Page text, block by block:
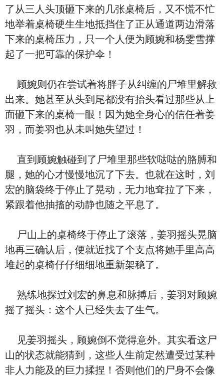
了从三人头顶砸下来的几张桌椅后，又不慌不忙
地举着桌椅硬生生地抵挡住了正从通道两边滑落
下来的桌椅压力，只一个人便为顾婉和杨雯雪撑
起了一把可靠的保护伞！
顾婉则仍在尝试着将胖子从纠缠的尸堆里解救
出来。她甚至从头到尾都没有抬头看过那些从上
面砸下来的桌椅一眼！因为她全身心的信任着姜
羽，而姜羽也从未叫她失望过！
直到顾婉触碰到了尸堆里那些软哒哒的胳膊和
腿，她的心才慢慢地沉了下去。也就在这时，刘
宏的脑袋终于停止了晃动，无力地耷拉了下来，
紧跟着他抽搐的动静也随之平息了。
尸山上的桌椅终于停止了滚落，姜羽摇头晃脑
地再三确认后，便就近找了个支点将她手里高高
堆起的桌椅仔仔细细地重新架稳了。
熟练地探过刘宏的鼻息和脉搏后，姜羽对顾婉
摇了摇头：这个人已经失去了生气。
见姜羽摇头，顾婉倒不觉得意外。其实看这尸
山的状态就能猜到，这些人生前定然遭受过某种
非人力能及的巨力揉捏！否则他们的尸身不会像